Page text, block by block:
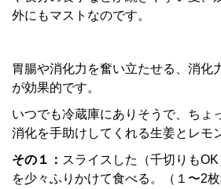
外にもマストなのです。
胃腸や消化力を奮い立たせる、消化
が効果的です。
いつでも冷蔵庫にありそうで、ちょ
消化を手助けしてくれる生姜とレモ
その１： スライスした（千切りも
を少々ふりかけて食べる。（１〜2枚